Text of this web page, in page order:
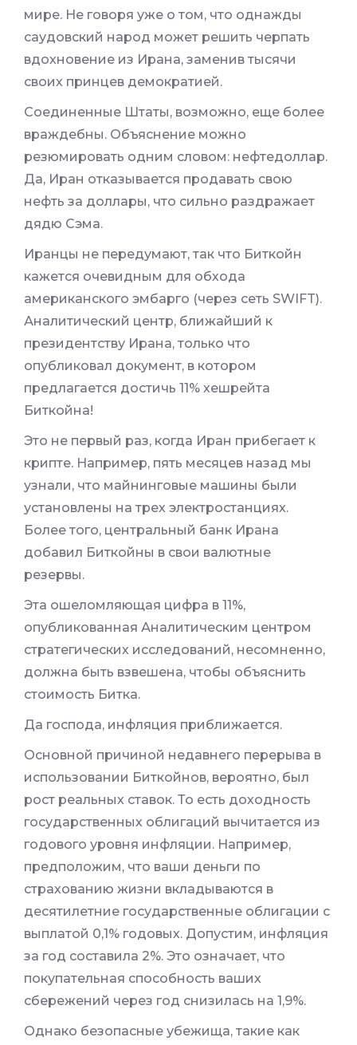
мире. Не говоря уже о том, что однажды
саудовский народ может решить черпать
вдохновение из Ирана, заменив тысячи
своих принцев демократией.
Соединенные Штаты, возможно, еще более
враждебны. Объяснение можно
резюмировать одним словом: нефтедоллар.
Да, Иран отказывается продавать свою
нефть за доллары, что сильно раздражает
дядю Сэма.
Иранцы не передумают, так что Биткойн
кажется очевидным для обхода
американского эмбарго (через сеть SWIFT).
Аналитический центр, ближайший к
президентству Ирана, только что
опубликовал документ, в котором
предлагается достичь 11% хешрейта
Биткойна!
Это не первый раз, когда Иран прибегает к
крипте. Например, пять месяцев назад мы
узнали, что майнинговые машины были
установлены на трех электростанциях.
Более того, центральный банк Ирана
добавил Биткойны в свои валютные
резервы.
Эта ошеломляющая цифра в 11%,
опубликованная Аналитическим центром
стратегических исследований, несомненно,
должна быть взвешена, чтобы объяснить
стоимость Битка.
Да господа, инфляция приближается.
Основной причиной недавнего перерыва в
использовании Биткойнов, вероятно, был
рост реальных ставок. То есть доходность
государственных облигаций вычитается из
годового уровня инфляции. Например,
предположим, что ваши деньги по
страхованию жизни вкладываются в
десятилетние государственные облигации с
выплатой 0,1% годовых. Допустим, инфляция
за год составила 2%. Это означает, что
покупательная способность ваших
сбережений через год снизилась на 1,9%.
Однако безопасные убежища, такие как